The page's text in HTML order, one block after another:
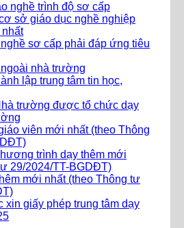
nghề trình độ sơ cấp
sở giáo dục nghề nghiệp
sơ cấp phải đáp ứng tiêu
nhà trường
lập trung tâm tin học,
trường được tổ chức dạy
viên mới nhất (theo Thông
trình dạy thêm mới
29/2024/TT-BGDĐT)
mới nhất (theo Thông tư
xin giấy phép trung tâm dạy